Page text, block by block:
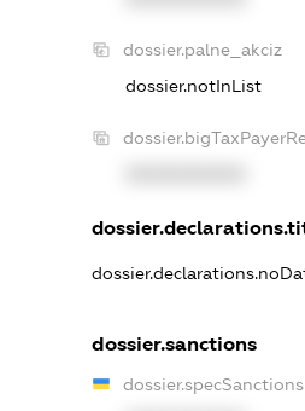
dossier.palne_akciz
dossier.notInList
dossier.sanctions
dossier.specSanctions